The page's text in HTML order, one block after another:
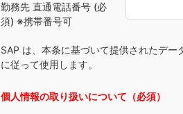
勤務先 直通電話番号 (必
須) ※携帯番号可
SAP は、本条に基づいて提供されたデー
に従って使用します。
個人情報の取り扱いについて（必須）